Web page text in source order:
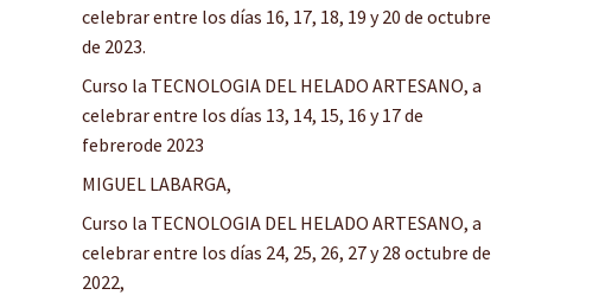
celebrar entre los días 16, 17, 18, 19 y 20 de octubre
de 2023.
Curso la TECNOLOGIA DEL HELADO ARTESANO, a
celebrar entre los días 13, 14, 15, 16 y 17 de
febrerode 2023
MIGUEL LABARGA,
Curso la TECNOLOGIA DEL HELADO ARTESANO, a
celebrar entre los días 24, 25, 26, 27 y 28 octubre de
2022,